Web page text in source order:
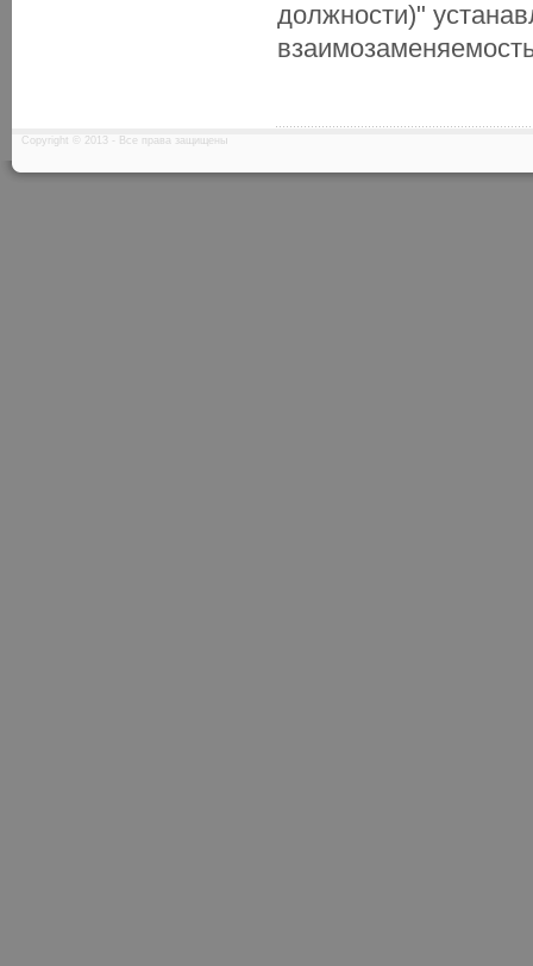
должности)"
Copyright © 2013 - Все права защищены